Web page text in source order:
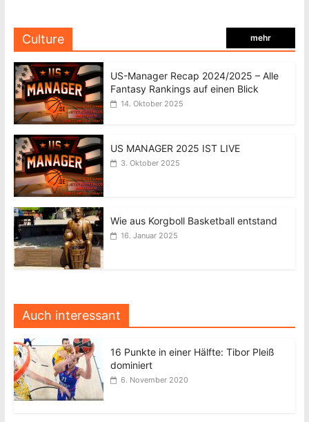
Culture mehr
US-Manager Recap 2024/2025 – Alle
Fantasy Rankings auf einen Blick
14. Oktober 2025
US MANAGER 2025 IST LIVE
3. Oktober 2025
Wie aus Korgboll Basketball entstand
16. Januar 2025
Auch interessant
16 Punkte in einer Hälfte: Tibor Pleiß
dominiert
6. November 2020